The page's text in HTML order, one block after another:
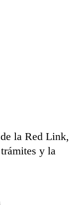
la Red Link,
y la